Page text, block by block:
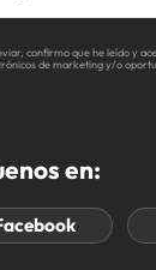
confirmo que he leído y
de marketing y/o
en: